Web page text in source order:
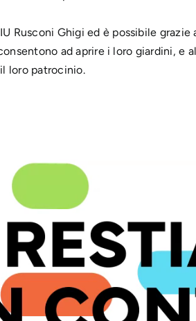
Rusconi Ghigi ed è possibile grazie
ad aprire i loro giardini, e
loro patrocinio.